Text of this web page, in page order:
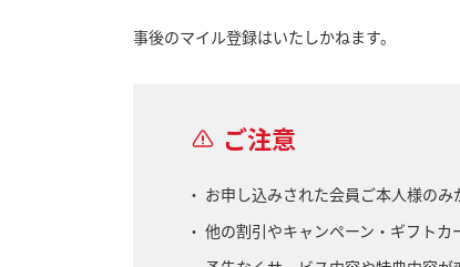
事後のマイル登録はいたしかねます。
ご注意
お申し込みされた会員ご本人様のみ
他の割引やキャンペーン・ギフトカ